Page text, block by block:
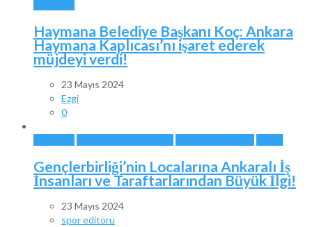
Haymana Belediye Başkanı Koç: Ankara
Haymana Kaplıcası’nı işaret ederek
müjdeyi verdi!
23 Mayıs 2024
Ezgi
0
Gençlerbirliği’nin Localarına Ankaralı İş
İnsanları ve Taraftarlarından Büyük İlgi!
23 Mayıs 2024
spor editörü